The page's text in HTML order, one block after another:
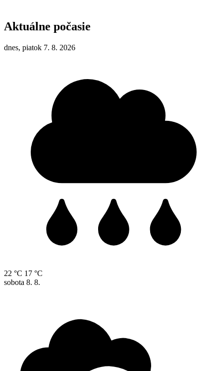
Aktuálne počasie
dnes, piatok 7. 8. 2026
22 °C 17 °C
sobota 8. 8.